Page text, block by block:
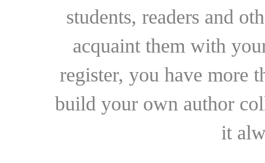
students, readers and
acquaint them with
register, you have more
build your own author
it